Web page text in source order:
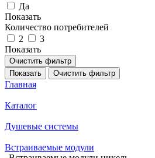
Да
Показать
Количество потребителей
2
3
Показать
Очистить фильтр
Показать
Очистить фильтр
Главная
Каталог
Душевые системы
Встраиваемые модули